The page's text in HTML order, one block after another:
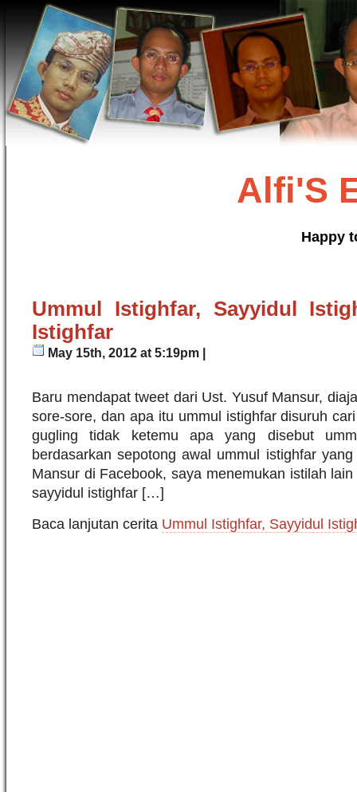
Alfi'S
Happy
Ummul Istighfar, Sayyidul
Istighfar
May 15th, 2012 at 5:19pm |
Baru mendapat tweet dari Ust. Yusuf Mansur,
sore-sore, dan apa itu ummul istighfar disuruh
gugling tidak ketemu apa yang disebut
berdasarkan sepotong awal ummul istighfar
Mansur di Facebook, saya menemukan istilah
sayyidul istighfar […]
Baca lanjutan cerita Ummul Istighfar, Sayyidul